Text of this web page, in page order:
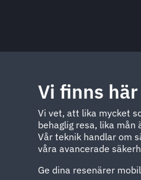
Vi finns
Vi vet, att lika mycket
behaglig resa, lika mån
Vår teknik handlar om
våra avancerade
Ge dina resenärer